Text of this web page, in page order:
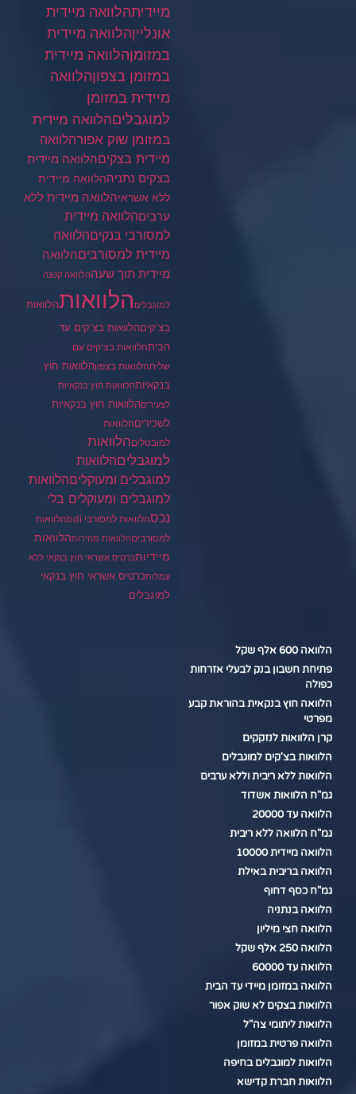
מיידיתהלוואה מיידית
אונלייןהלוואה מיידית
במזומןהלוואה מיידית
במזומן בצפוןהלוואה
מיידית במזומן
למוגבליםהלוואה מיידית
במזומן שוק אפורהלוואה
מיידית בצקיםהלוואה מיידית
בצקים נתניההלוואה מיידית
ללא אשראיהלוואה מיידית ללא
ערביםהלוואה מיידית
למסורבי בנקיםהלוואה
מיידית למסורביםהלוואה
מיידית תוך שעההלוואה קטנה
למוגבלים הלוואותהלוואות
בצ'קיםהלוואות בצ'קים עד
הביתהלוואות בצ'קים עם
שליחהלוואות בצפוןהלוואות חוץ
בנקאיותהלוואות חוץ בנקאיות
לצעיריםהלוואות חוץ בנקאיות
לשכיריםהלוואות
למובטליםהלוואות
למוגבליםהלוואות
למוגבלים ומעוקליםהלוואות
למוגבלים ומעוקלים בלי
נכסהלוואות למסורבי bdi
הלוואות
למסורביםהלוואות מהירותהלוואות
מיידיותכרטיס אשראי חוץ בנקאי ללא
עמלותכרטיס אשראי חוץ בנקאי
למוגבלים
הלוואה 600 אלף שקל
פתיחת חשבון בנק לבעלי אזרחות
כפולה
הלוואה חוץ בנקאית בהוראת קבע
מפרטי
קרן הלוואות לנזקקים
הלוואות בצ'קים למוגבלים
הלוואות ללא ריבית וללא ערבים
גמ"ח הלוואות אשדוד
הלוואה עד 20000
גמ"ח הלוואה ללא ריבית
הלוואה מיידית 10000
הלוואה בריבית באילת
גמ"ח כסף דחוף
הלוואה בנתניה
הלוואה חצי מיליון
הלוואה 250 אלף שקל
הלוואה עד 60000
הלוואה במזומן מיידי עד הבית
הלוואות בצקים לא שוק אפור
הלוואות ליתומי צה"ל
הלוואה פרטית במזומן
הלוואות למוגבלים בחיפה
הלוואות חברת קדישא